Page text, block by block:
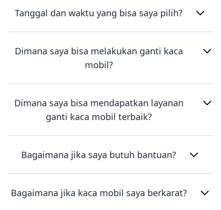
Tanggal dan waktu yang bisa saya pilih?
Dimana saya bisa melakukan ganti kaca
mobil?
Dimana saya bisa mendapatkan layanan
ganti kaca mobil terbaik?
Bagaimana jika saya butuh bantuan?
Bagaimana jika kaca mobil saya berkarat?